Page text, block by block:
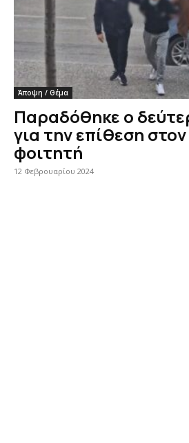
Άποψη / Θέμα
Παραδόθηκε ο
για την επίθεση
φοιτητή
12 Φεβρουαρίου 2024